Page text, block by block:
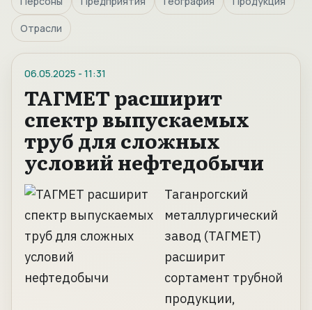
Отрасли
06.05.2025 - 11:31
ТАГМЕТ расширит
спектр выпускаемых
труб для сложных
условий нефтедобычи
Таганрогский
металлургический
завод (ТАГМЕТ)
расширит
сортамент трубной
продукции,